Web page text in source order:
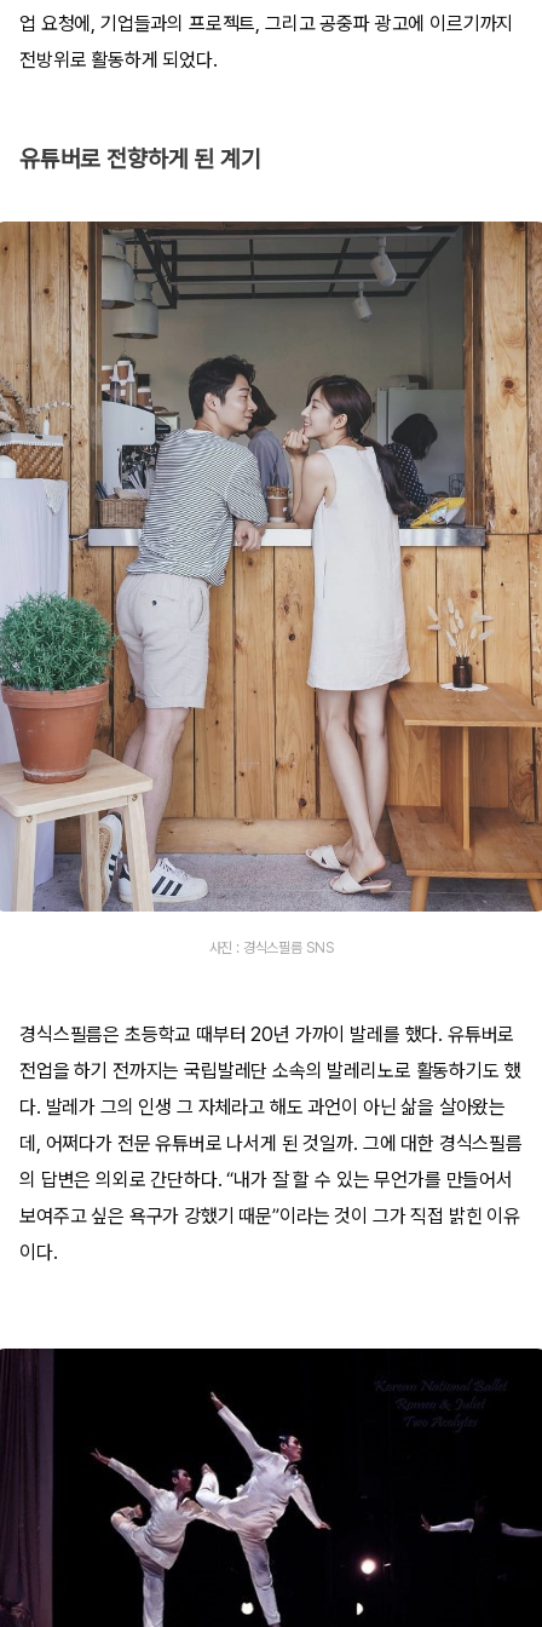
업 요청에, 기업들과의 프로젝트, 그리고 공중파 광고에 이르기까지
전방위로 활동하게 되었다.
유튜버로 전향하게 된 계기
사진 : 경식스필름 SNS
경식스필름은 초등학교 때부터 20년 가까이 발레를 했다. 유튜버로
전업을 하기 전까지는 국립발레단 소속의 발레리노로 활동하기도 했
다. 발레가 그의 인생 그 자체라고 해도 과언이 아닌 삶을 살아왔는
데, 어쩌다가 전문 유튜버로 나서게 된 것일까. 그에 대한 경식스필름
의 답변은 의외로 간단하다. “내가 잘 할 수 있는 무언가를 만들어서
보여주고 싶은 욕구가 강했기 때문”이라는 것이 그가 직접 밝힌 이유
이다.